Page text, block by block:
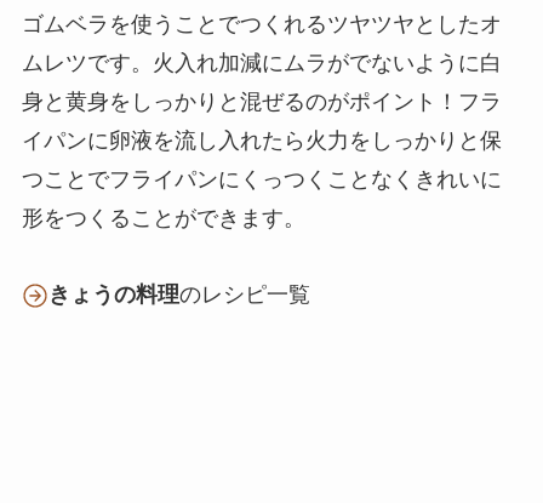
ゴムベラを使うことでつくれるツヤツヤとしたオ
ムレツです。火入れ加減にムラがでないように白
身と黄身をしっかりと混ぜるのがポイント！フラ
イパンに卵液を流し入れたら火力をしっかりと保
つことでフライパンにくっつくことなくきれいに
形をつくることができます。
きょうの料理のレシピ一覧